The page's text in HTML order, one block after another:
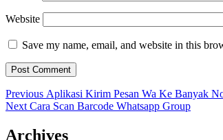
Website
Save my name, email, and website in this
Post
navigation
Previous Previous
post:
Aplikasi Kirim Pesan Wa Ke Banyak
Next Next
Cara Scan Barcode Whatsapp Group
Archives